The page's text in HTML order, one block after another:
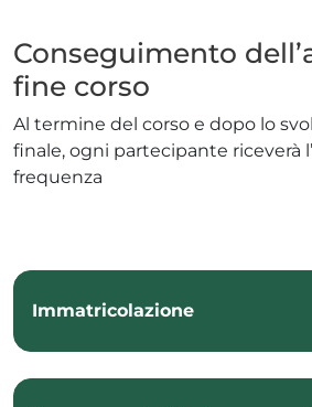
Conseguimento
fine corso
Al termine del corso e dopo lo
finale, ogni partecipante riceverà
frequenza
Immatricolazione